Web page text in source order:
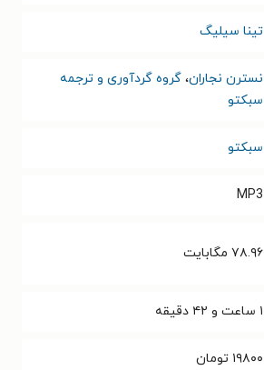
تینا سیلیگ
نسترن نجاران، گروه گردآوری و ترجمه
سبکتو
سبکتو
MP3
۷۸.۹۶ مگابایت
۱ ساعت و ۴۲ دقیقه
۱۹۸۰۰ تومان